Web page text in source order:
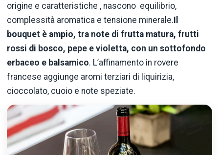
origine e caratteristiche , nascono equilibrio,
complessità aromatica e tensione minerale.
bouquet è ampio, tra note di frutta matura, frutti
rossi di bosco, pepe e violetta, con un sottofondo
erbaceo e balsamico. L’affinamento in rovere
francese aggiunge aromi terziari di liquirizia,
cioccolato, cuoio e note speziate.